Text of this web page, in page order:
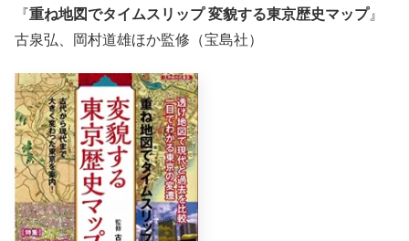
『重ね地図でタイムスリップ 変貌する東京歴史マップ』
古泉弘、岡村道雄ほか監修（宝島社）